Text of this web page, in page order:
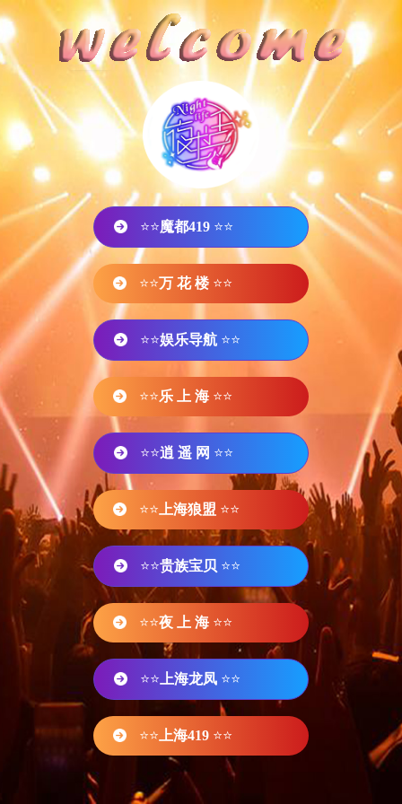
⭐⭐魔都419 ⭐⭐
⭐⭐万 花 楼 ⭐⭐
⭐⭐娱乐导航 ⭐⭐
⭐⭐乐 上 海 ⭐⭐
⭐⭐逍 遥 网 ⭐⭐
⭐⭐ 上海狼盟 ⭐⭐
⭐⭐贵族宝贝 ⭐⭐
⭐⭐夜 上 海 ⭐⭐
⭐⭐ 上海龙凤 ⭐⭐
⭐⭐ 上海419 ⭐⭐